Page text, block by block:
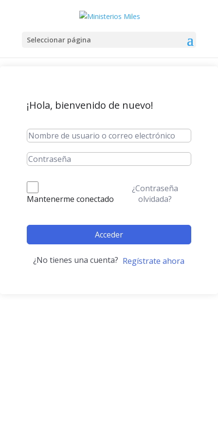
Seleccionar página
¡Hola, bienvenido de nuevo!
Mantenerme conectado
¿Contraseña
olvidada?
Acceder
¿No tienes una cuenta? Regístrate ahora